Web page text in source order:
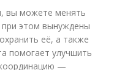
вы можете менять
этом вынуждены
её, а также
помогает улучшить
—